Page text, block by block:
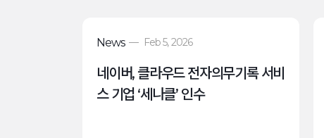
News — Feb 5, 2026
네이버, 클라우드 전자의무기록 서비
스 기업 ‘세나클’ 인수